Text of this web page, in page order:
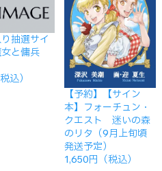
り抽選サイ
女と傭兵
込）
【予約】【サイン
本】フォーチュン・
クエスト 迷いの森
のリタ（9月上旬頃
発送予定）
1,650円（税込）